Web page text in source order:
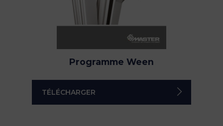
Programme Ween
TÉLÉCHARGER